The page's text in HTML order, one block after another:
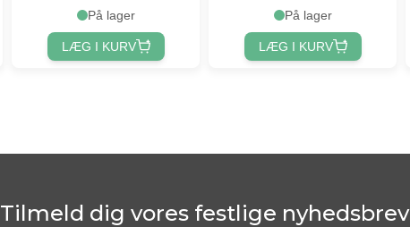
På lager
LÆG I KURV
På lager
LÆG I KURV
Tilmeld dig vores festlige nyhedsbrev